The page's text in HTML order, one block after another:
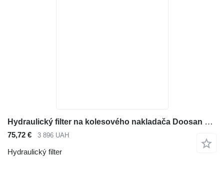
Hydraulický filter na kolesového nakladača Doosan SD300N
75,72 € 3 896 UAH
Hydraulický filter